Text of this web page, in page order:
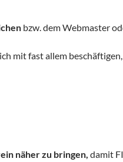
bzw. dem Webmaster
mit fast allem
näher zu bringen, damit